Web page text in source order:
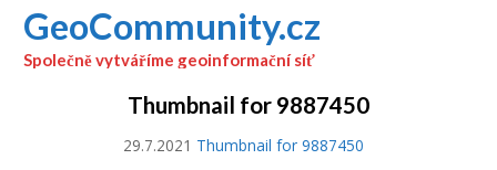
GeoCommunity.cz
Společně vytváříme geoinformační síť
Thumbnail for 9887450
29.7.2021 Thumbnail for 9887450